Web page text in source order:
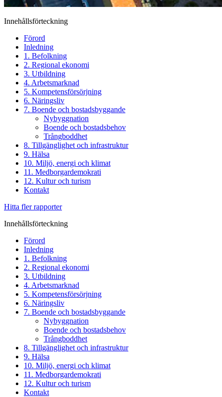
Innehållsförteckning
Förord
Inledning
1. Befolkning
2. Regional ekonomi
3. Utbildning
4. Arbetsmarknad
5. Kompetensförsörjning
6. Näringsliv
7. Boende och bostadsbyggande
Nybyggnation
Boende och bostadsbehov
Trångboddhet
8. Tillgänglighet och infrastruktur
9. Hälsa
10. Miljö, energi och klimat
11. Medborgardemokrati
12. Kultur och turism
Kontakt
Hitta fler rapporter
Innehållsförteckning
Förord
Inledning
1. Befolkning
2. Regional ekonomi
3. Utbildning
4. Arbetsmarknad
5. Kompetensförsörjning
6. Näringsliv
7. Boende och bostadsbyggande
Nybyggnation
Boende och bostadsbehov
Trångboddhet
8. Tillgänglighet och infrastruktur
9. Hälsa
10. Miljö, energi och klimat
11. Medborgardemokrati
12. Kultur och turism
Kontakt